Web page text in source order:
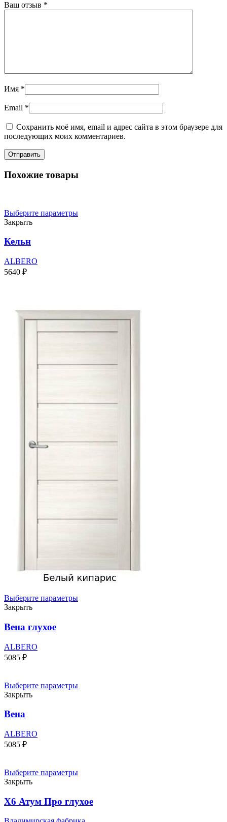
Ваш отзыв *
Имя *
Email *
Сохранить моё имя, email и адрес сайта в этом браузере для
последующих моих комментариев.
Похожие товары
Выберите параметры
Закрыть
Кельн
ALBERO
5640 ₽
Выберите параметры
Закрыть
Вена глухое
ALBERO
5085 ₽
Выберите параметры
Закрыть
Вена
ALBERO
5085 ₽
Выберите параметры
Закрыть
Х6 Атум Про глухое